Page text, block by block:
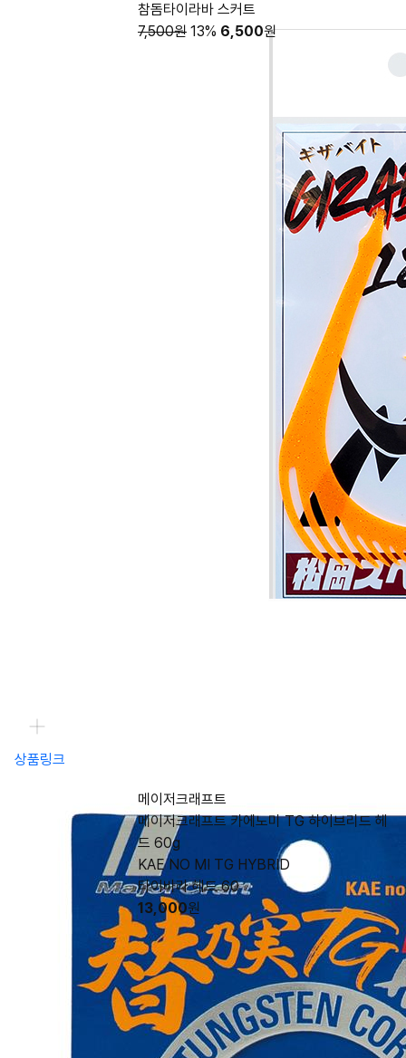
참돔타이라바 스커트
7,500원 13% 6,500원
상품링크
메이저크래프트
메이저크래프트 카에노미 TG 하이브리드 헤
드 60g
KAE NO MI TG HYBRID
타이바라 헤드 60
13,000원